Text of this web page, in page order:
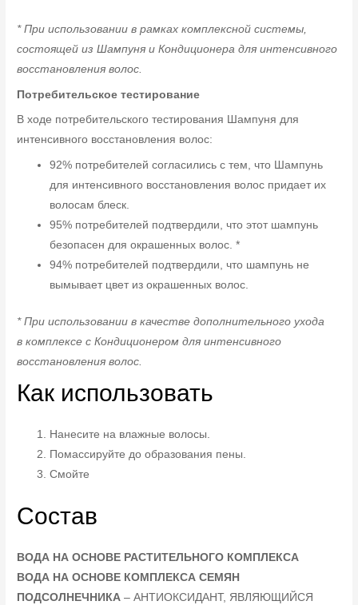
* При использовании в рамках комплексной системы,
состоящей из Шампуня и Кондиционера для интенсивного
восстановления волос.
Потребительское тестирование
В ходе потребительского тестирования Шампуня для
интенсивного восстановления волос:
92% потребителей согласились с тем, что Шампунь
для интенсивного восстановления волос придает их
волосам блеск.
95% потребителей подтвердили, что этот шампунь
безопасен для окрашенных волос. *
94% потребителей подтвердили, что шампунь не
вымывает цвет из окрашенных волос.
* При использовании в качестве дополнительного ухода
в комплексе с Кондиционером для интенсивного
восстановления волос.
Как использовать
Нанесите на влажные волосы.
Помассируйте до образования пены.
Смойте
Состав
ВОДА НА ОСНОВЕ РАСТИТЕЛЬНОГО КОМПЛЕКСА
ВОДА НА ОСНОВЕ КОМПЛЕКСА СЕМЯН
ПОДСОЛНЕЧНИКА – АНТИОКСИДАНТ, ЯВЛЯЮЩИЙСЯ